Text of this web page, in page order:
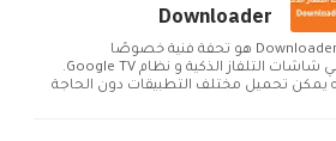
Downloader
إن بُريمج Downloader هو تحفة فنية خصوصًا
لمستخدمي شاشات التلفاز الذكية و نظام Google TV.
يمكن تحميل مختلف التطبيقات دون الحاجة